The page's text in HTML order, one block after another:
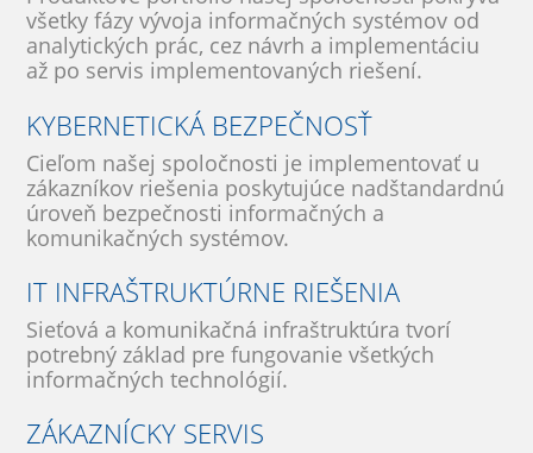
všetky fázy vývoja informačných systémov od
analytických prác, cez návrh a implementáciu
až po servis implementovaných riešení.
KYBERNETICKÁ BEZPEČNOSŤ
Cieľom našej spoločnosti je implementovať u
zákazníkov riešenia poskytujúce nadštandardnú
úroveň bezpečnosti informačných a
komunikačných systémov.
IT INFRAŠTRUKTÚRNE RIEŠENIA
Sieťová a komunikačná infraštruktúra tvorí
potrebný základ pre fungovanie všetkých
informačných technológií.
ZÁKAZNÍCKY SERVIS